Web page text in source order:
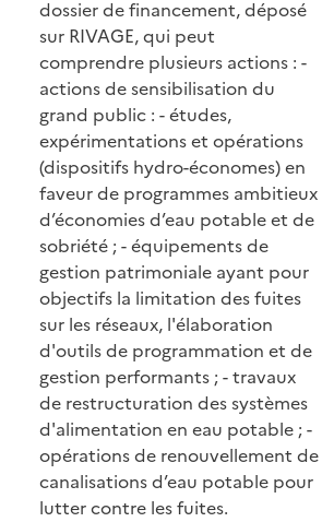
dossier de financement, déposé
sur RIVAGE, qui peut
comprendre plusieurs actions : -
actions de sensibilisation du
grand public : - études,
expérimentations et opérations
(dispositifs hydro-économes) en
faveur de programmes ambitieux
d’économies d’eau potable et de
sobriété ; - équipements de
gestion patrimoniale ayant pour
objectifs la limitation des fuites
sur les réseaux, l'élaboration
d'outils de programmation et de
gestion performants ; - travaux
de restructuration des systèmes
d'alimentation en eau potable ; -
opérations de renouvellement de
canalisations d’eau potable pour
lutter contre les fuites.